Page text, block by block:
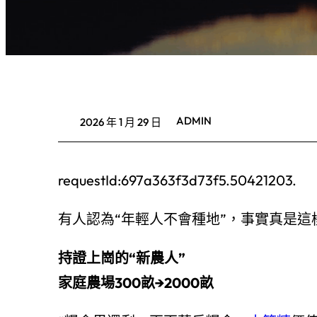
2026 年 1 月 29 日 ADMIN
requestId:697a363f3d73f5.50421203.
有人認為“年輕人不會種地”，事實真是這
持證上崗的“新農人”
家庭農場300畝→2000畝